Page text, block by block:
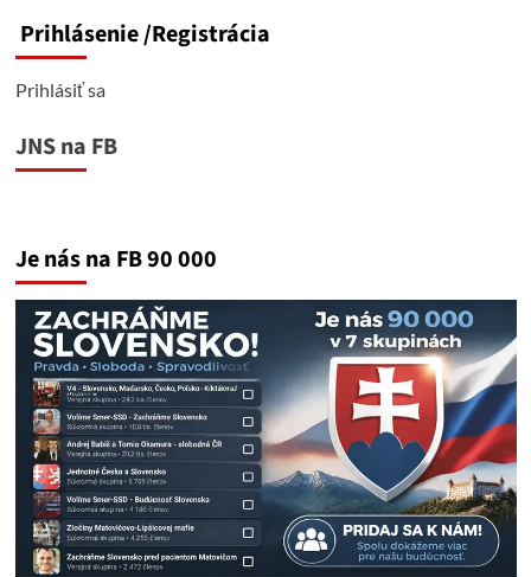
Prihlásenie/Registrácia
Prihlásiť sa
JNS na FB
Je nás na FB 90 000